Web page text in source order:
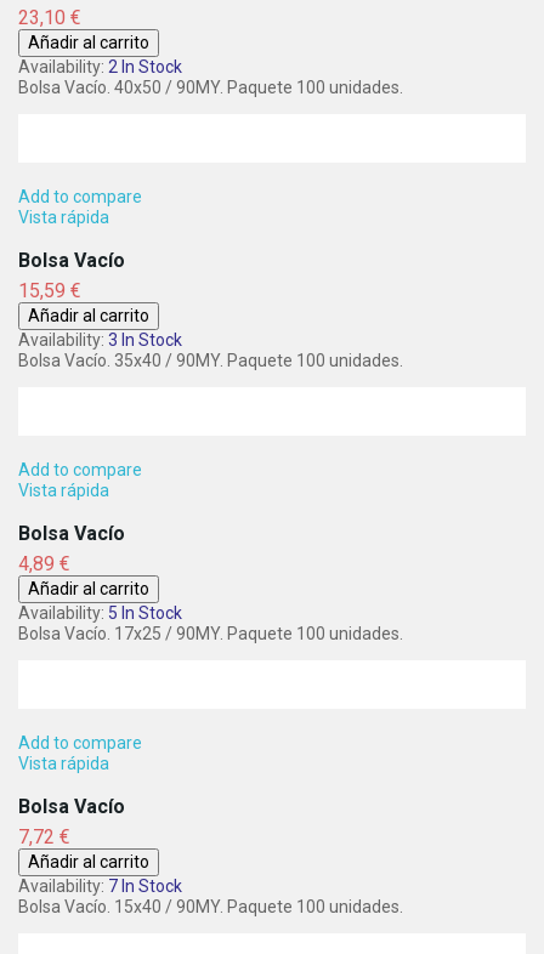
Precio
23,10 €
Añadir al carrito
Availability: 2 In Stock
Bolsa Vacío. 40x50 / 90MY. Paquete 100 unidades.
Add to compare
Vista rápida
Bolsa Vacío
Precio
15,59 €
Añadir al carrito
Availability: 3 In Stock
Bolsa Vacío. 35x40 / 90MY. Paquete 100 unidades.
Add to compare
Vista rápida
Bolsa Vacío
Precio
4,89 €
Añadir al carrito
Availability: 5 In Stock
Bolsa Vacío. 17x25 / 90MY. Paquete 100 unidades.
Add to compare
Vista rápida
Bolsa Vacío
Precio
7,72 €
Añadir al carrito
Availability: 7 In Stock
Bolsa Vacío. 15x40 / 90MY. Paquete 100 unidades.